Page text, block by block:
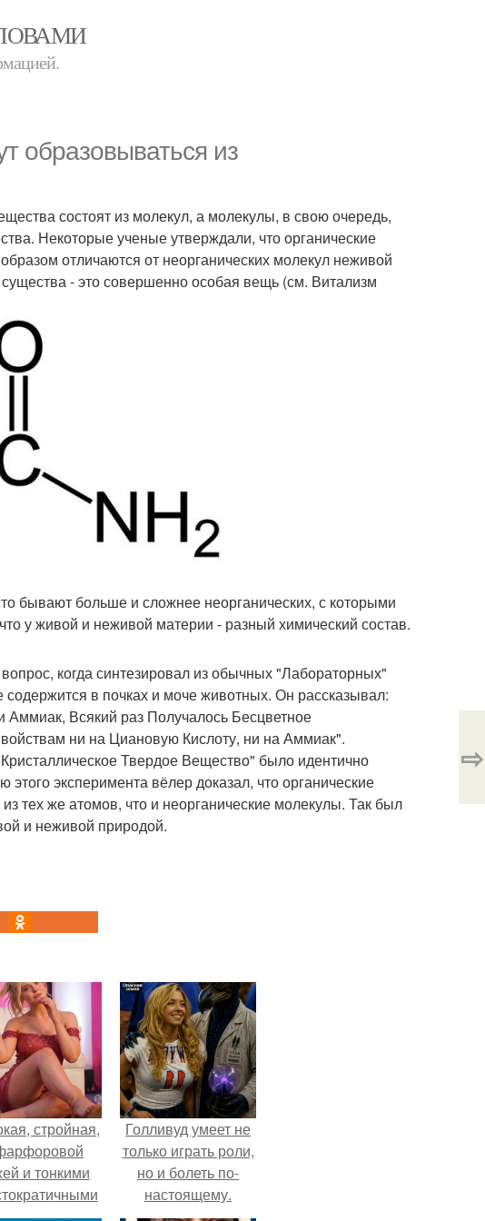
образовываться из
состоят из молекул, а молекулы, в свою очередь,
Некоторые ученые утверждали, что органические
отличаются от неорганических молекул неживой
- это совершенно особая вещь (см. Витализм
бывают больше и сложнее неорганических, с которыми
у живой и неживой материи - разный химический состав.
когда синтезировал из обычных "Лабораторных"
в почках и моче животных. Он рассказывал:
Всякий раз Получалось Бесцветное
ни на Циановую Кислоту, ни на Аммиак".
Твердое Вещество" было идентично
эксперимента вёлер доказал, что органические
тех же атомов, что и неорганические молекулы. Так был
и неживой природой.
⇨
стройная,
и тонкими
эль
Голливуд умеет не
только играть роли,
но и болеть по-
настоящему.